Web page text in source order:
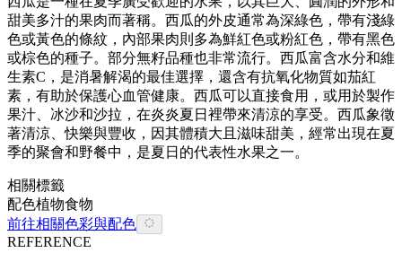
甜美多汁的果肉而著稱。西瓜的外皮通常為深綠色，帶有淺綠
色或黃色的條紋，內部果肉則多為鮮紅色或粉紅色，帶有黑色
或棕色的種子。部分無籽品種也非常流行。西瓜富含水分和維
生素C，是消暑解渴的最佳選擇，還含有抗氧化物質如茄紅
素，有助於保護心血管健康。西瓜可以直接食用，或用於製作
果汁、冰沙和沙拉，在炎炎夏日裡帶來清涼的享受。西瓜象徵
著清涼、快樂與豐收，因其體積大且滋味甜美，經常出現在夏
季的聚會和野餐中，是夏日的代表性水果之一。
相關標籤
配色植物食物
前往相關色彩與配色
REFERENCE